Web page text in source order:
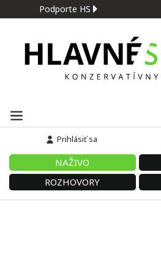
Podporte HS
Prihlásiť sa
NAŽIVO
ROZHOVORY